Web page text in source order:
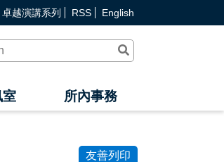
卓越演講系列 RSS English
出
室 所內事務
友善列印